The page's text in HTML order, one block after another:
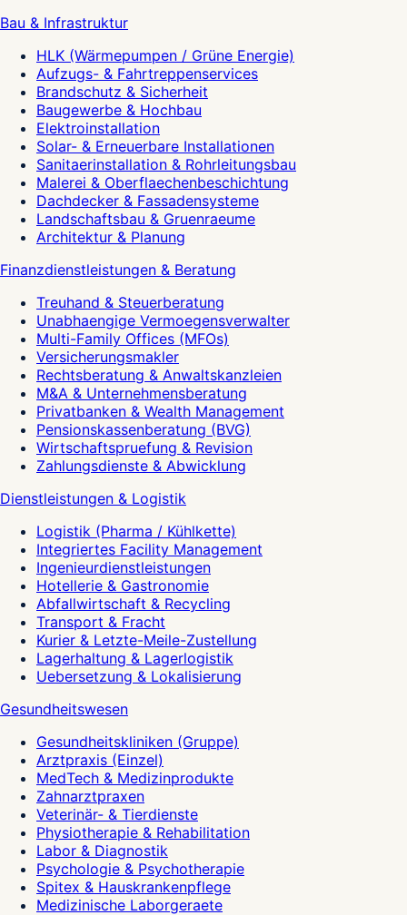
Bau & Infrastruktur
HLK (Wärmepumpen / Grüne Energie)
Aufzugs- & Fahrtreppenservices
Brandschutz & Sicherheit
Baugewerbe & Hochbau
Elektroinstallation
Solar- & Erneuerbare Installationen
Sanitaerinstallation & Rohrleitungsbau
Malerei & Oberflaechenbeschichtung
Dachdecker & Fassadensysteme
Landschaftsbau & Gruenraeume
Architektur & Planung
Finanzdienstleistungen & Beratung
Treuhand & Steuerberatung
Unabhaengige Vermoegensverwalter
Multi-Family Offices (MFOs)
Versicherungsmakler
Rechtsberatung & Anwaltskanzleien
M&A & Unternehmensberatung
Privatbanken & Wealth Management
Pensionskassenberatung (BVG)
Wirtschaftspruefung & Revision
Zahlungsdienste & Abwicklung
Dienstleistungen & Logistik
Logistik (Pharma / Kühlkette)
Integriertes Facility Management
Ingenieurdienstleistungen
Hotellerie & Gastronomie
Abfallwirtschaft & Recycling
Transport & Fracht
Kurier & Letzte-Meile-Zustellung
Lagerhaltung & Lagerlogistik
Uebersetzung & Lokalisierung
Gesundheitswesen
Gesundheitskliniken (Gruppe)
Arztpraxis (Einzel)
MedTech & Medizinprodukte
Zahnarztpraxen
Veterinär- & Tierdienste
Physiotherapie & Rehabilitation
Labor & Diagnostik
Psychologie & Psychotherapie
Spitex & Hauskrankenpflege
Medizinische Laborgeraete